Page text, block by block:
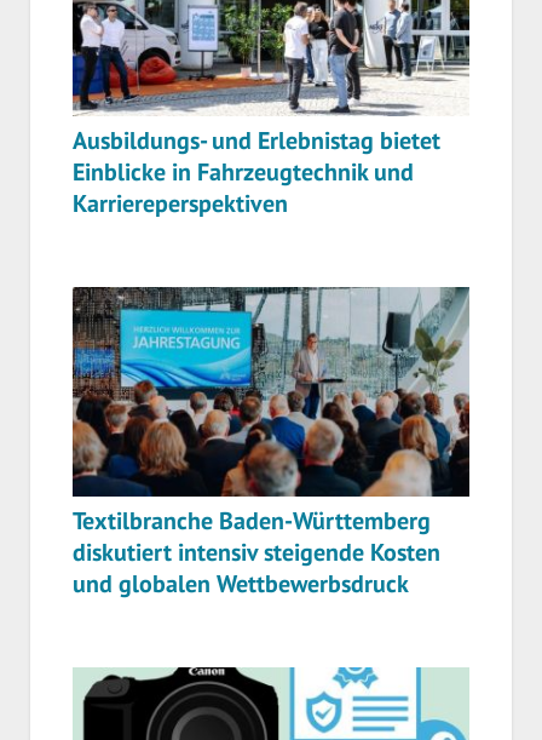
Ausbildungs- und Erlebnistag bietet
Einblicke in Fahrzeugtechnik und
Karriereperspektiven
Textilbranche Baden-Württemberg
diskutiert intensiv steigende Kosten
und globalen Wettbewerbsdruck